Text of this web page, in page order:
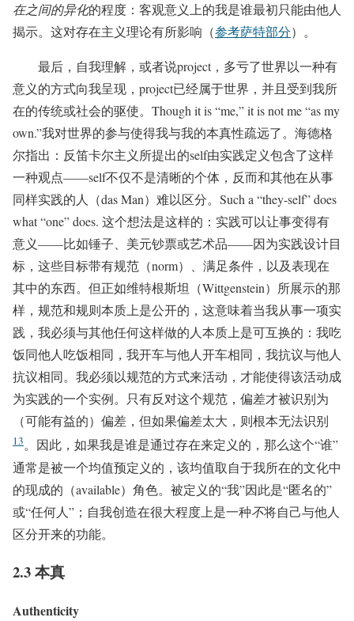
在之间的异化的程度：客观意义上的我是谁最初只能由他人
揭示。这对存在主义理论有所影响（参考萨特部分）。
最后，自我理解，或者说project，多亏了世界以一种有
意义的方式向我呈现，project已经属于世界，并且受到我所
在的传统或社会的驱使。Though it is “me,” it is not me “as my
own.”我对世界的参与使得我与我的本真性疏远了。海德格
尔指出：反笛卡尔主义所提出的self由实践定义包含了这样
一种观点——self不仅不是清晰的个体，反而和其他在从事
同样实践的人（das Man）难以区分。Such a “they-self” does
what “one” does. 这个想法是这样的：实践可以让事变得有
意义——比如锤子、美元钞票或艺术品——因为实践设计目
标，这些目标带有规范（norm）、满足条件，以及表现在
其中的东西。但正如维特根斯坦（Wittgenstein）所展示的那
样，规范和规则本质上是公开的，这意味着当我从事一项实
践，我必须与其他任何这样做的人本质上是可互换的：我吃
饭同他人吃饭相同，我开车与他人开车相同，我抗议与他人
抗议相同。我必须以规范的方式来活动，才能使得该活动成
为实践的一个实例。只有反对这个规范，偏差才被识别为
（可能有益的）偏差，但如果偏差太大，则根本无法识别
13。因此，如果我是谁是通过存在来定义的，那么这个“谁”
通常是被一个均值预定义的，该均值取自于我所在的文化中
的现成的（available）角色。被定义的“我”因此是“匿名的”
或“任何人”；自我创造在很大程度上是一种不将自己与他人
区分开来的功能。
2.3 本真
Authenticity